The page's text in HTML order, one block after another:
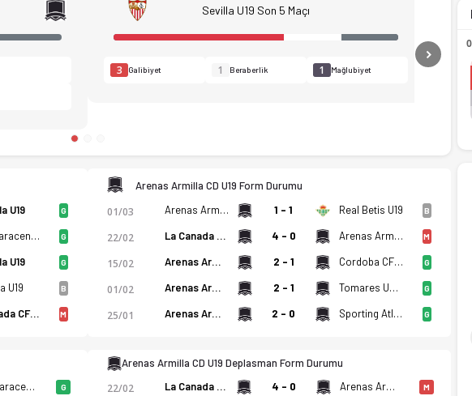
anları, kadro, istatistikler, puan durumu ve iddaa oranları Ofsayt'ta.
Sevilla U19 Son 5 Maçı
3 Galibiyet 1 Beraberlik 1 Mağlubiyet Next
U19 G
UD Maracena U19 G
U19 G
U19 B
Granada CF U19 M
Arenas Armilla CD U19 Form Durumu
01/03 Arenas Armilla CD U19 1 - 1 Real Betis U19 B
22/02 La Canada Ucd Atletico U19 4 - 0 Arenas Armilla CD U19 M
15/02 Arenas Armilla CD U19 2 - 1 Cordoba CF U19 G
01/02 Arenas Armilla CD U19 2 - 1 Tomares UD U19 G
25/01 Arenas Armilla CD U19 2 - 0 Sporting Atletico Ceuta U19 G
UD Maracena U19 G
Arenas Armilla CD U19 Deplasman Form Durumu
22/02 La Canada Ucd Atletico U19 4 - 0 Arenas Armilla CD U19 M